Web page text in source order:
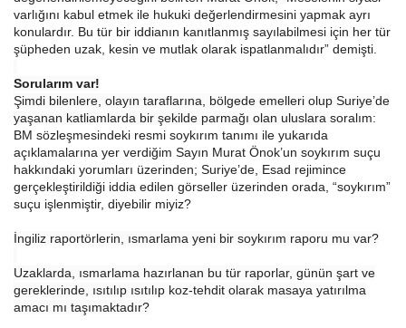
varlığını kabul etmek ile hukuki değerlendirmesini yapmak ayrı
konulardır. Bu tür bir iddianın kanıtlanmış sayılabilmesi için her tür
şüpheden uzak, kesin ve mutlak olarak ispatlanmalıdır” demişti.
Sorularım var!
Şimdi bilenlere, olayın taraflarına, bölgede emelleri olup Suriye’de
yaşanan katliamlarda bir şekilde parmağı olan uluslara soralım:
BM sözleşmesindeki resmi soykırım tanımı ile yukarıda
açıklamalarına yer verdiğim Sayın Murat Önok’un soykırım suçu
hakkındaki yorumları üzerinden; Suriye’de, Esad rejimince
gerçekleştirildiği iddia edilen görseller üzerinden orada, “soykırım”
suçu işlenmiştir, diyebilir miyiz?
İngiliz raportörlerin, ısmarlama yeni bir soykırım raporu mu var?
Uzaklarda, ısmarlama hazırlanan bu tür raporlar, günün şart ve
gereklerinde, ısıtılıp ısıtılıp koz-tehdit olarak masaya yatırılma
amacı mı taşımaktadır?